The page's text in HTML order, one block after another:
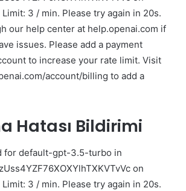
3 / min. Please try again in 20s.
our help center at help.openai.com if
issues. Please add a payment
to increase your rate limit. Visit
account/billing to add a
Hatası Bildirimi
for default-gpt-3.5-turbo in
on
3 / min. Please try again in 20s.